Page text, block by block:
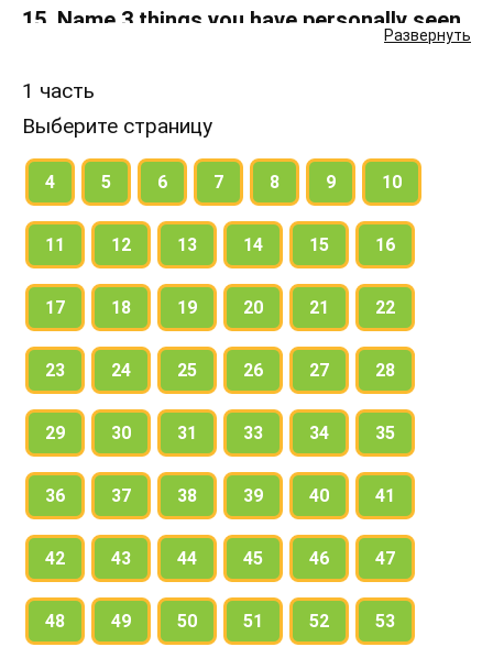
Развернуть
15. Name 3 things you have personally seen
16. Match the words similar in meaning.1
17. Think of the best way to express the
same in Russian.
1 часть
Выберите страницу
4 5 6 7 8 9 10
11 12 13 14 15 16
17 18 19 20 21 22
23 24 25 26 27 28
29 30 31 33 34 35
36 37 38 39 40 41
42 43 44 45 46 47
48 49 50 51 52 53